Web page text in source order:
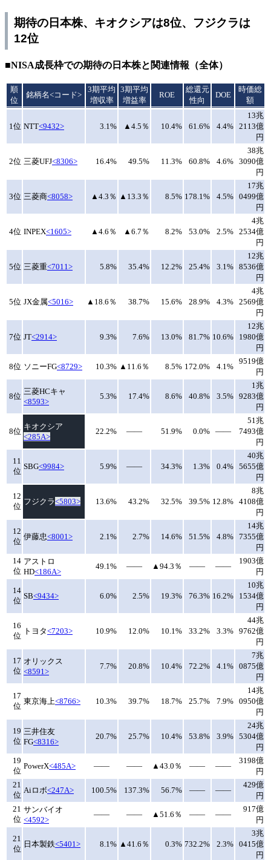
期待の日本株、キオクシアは8位、フジクラは
12位
■NISA成長枠での期待の日本株と関連情報（全体）
順
位
銘柄名<コード>
3期平均
増収率
3期平均
増益率
ROE
総還元
性向
DOE
時価総
額
1位 NTT<9432> 3.1% ▲4.5％ 10.4% 61.6% 4.4%
13兆
2113億
円
2位 三菱UFJ<8306> 16.4% 49.5% 11.3% 60.8% 4.6%
38兆
3090億
円
3位 三菱商<8058> ▲4.3％ ▲13.3％ 8.5% 178.1% 4.5%
17兆
0499億
円
4位 INPEX<1605> ▲4.6％ ▲6.7％ 8.2% 53.0% 2.5%
4兆
2534億
円
5位 三菱重<7011> 5.8% 35.4% 12.2% 25.4% 3.1%
12兆
8536億
円
5位 JX金属<5016> ▲18.6％ 38.7% 15.6% 28.9% 4.3%
4兆
2569億
円
7位 JT<2914> 9.3% 7.6% 13.0% 81.7% 10.6%
12兆
1980億
円
8位 ソニーFG<8729> 10.3% ▲11.6％ 8.5% 172.0% 4.1%
9519億
円
8位
三菱HCキャ
<8593>
5.3% 17.4% 8.6% 40.8% 3.5%
1兆
9283億
円
8位
キオクシア
<285A>
22.2% ―― 51.9% 0.0% ――
51兆
7493億
円
11
位
SBG<9984> 5.9% ―― 34.3% 1.3% 0.4%
40兆
5655億
円
12
位
フジクラ<5803> 13.6% 43.2% 32.5% 39.5% 12.8%
8兆
4108億
円
12
位
伊藤忠<8001> 2.1% 2.7% 14.6% 51.5% 4.8%
14兆
7355億
円
14
位
アストロ
HD<186A>
49.1% ―― ▲94.3％ ―― ――
1903億
円
14
位
SB<9434> 6.0% 2.5% 19.3% 76.3% 16.2%
10兆
1534億
円
16
位
トヨタ<7203> 10.9% 12.0% 10.1% 33.2% 3.3%
44兆
9762億
円
17
位
オリックス
<8591>
7.7% 20.8% 10.4% 72.2% 4.1%
7兆
0875億
円
17
位
東京海上<8766> 10.3% 39.7% 18.7% 25.7% 7.9%
14兆
0950億
円
19
位
三井住友
FG<8316>
20.7% 25.7% 10.4% 53.8% 3.9%
24兆
5304億
円
19
位
PowerX<485A> ―― ―― ▲43.0％ ―― ――
3198億
円
21
位
Aiロボ<247A> 100.5% 137.3% 56.7% ―― ――
429億
円
21
位
サンバイオ
<4592>
―― ―― ▲51.6％ ―― ――
917億
円
21
位
日本製鉄<5401> 8.1% ▲41.6％ 0.3% 732.2% 2.3%
3兆
0415億
円